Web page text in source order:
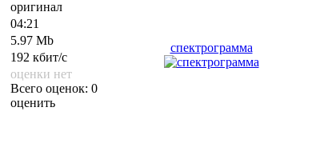
оригинал
спектрограмма
04:21
5.97 Mb
192 кбит/с
оценки нет
Всего оценок: 0
оценить